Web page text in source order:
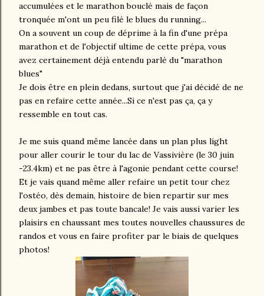
accumulées et le marathon bouclé mais de façon
tronquée m'ont un peu filé le blues du running...
On a souvent un coup de déprime à la fin d'une prépa
marathon et de l'objectif ultime de cette prépa, vous
avez certainement déjà entendu parlé du "marathon
blues"
Je dois être en plein dedans, surtout que j'ai décidé de ne
pas en refaire cette année...Si ce n'est pas ça, ça y
ressemble en tout cas.
Je me suis quand même lancée dans un plan plus light
pour aller courir le tour du lac de Vassivière (le 30 juin
-23.4km) et ne pas être à l'agonie pendant cette course!
Et je vais quand même aller refaire un petit tour chez
l'ostéo, dès demain, histoire de bien repartir sur mes
deux jambes et pas toute bancale! Je vais aussi varier les
plaisirs en chaussant mes toutes nouvelles chaussures de
randos et vous en faire profiter par le biais de quelques
photos!